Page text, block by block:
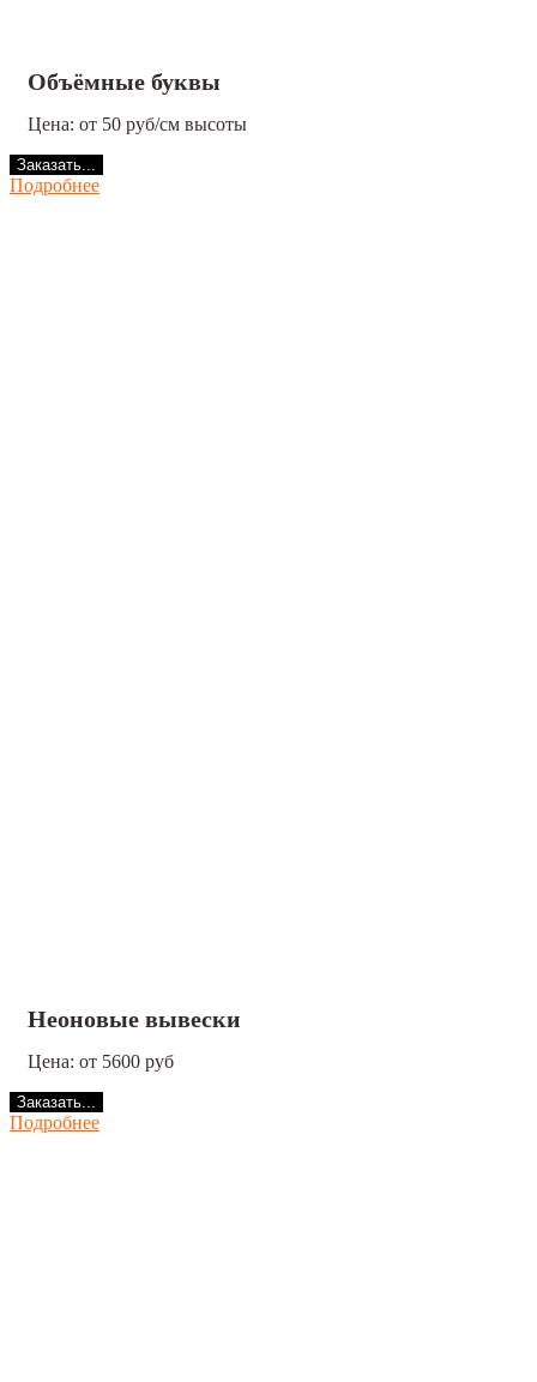
Объёмные буквы
Цена: от 50 руб/см высоты
Заказать...
Подробнее
Неоновые вывески
Цена: от 5600 руб
Заказать...
Подробнее